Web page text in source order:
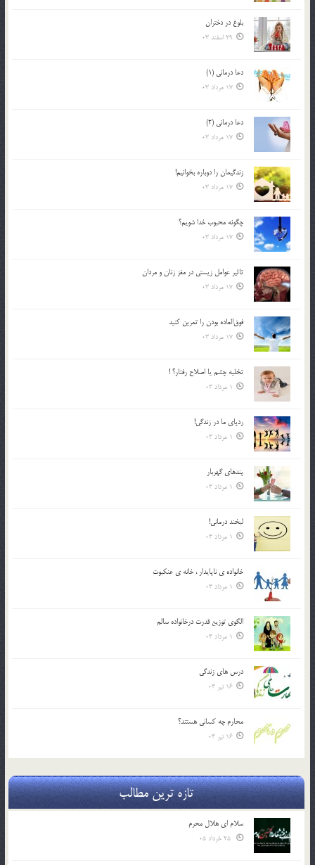
بلوغ در دختران
29 اسفند 03
دعا درمانی (1)
17 مرداد 03
دعا درمانی (2)
17 مرداد 03
زندگيمان را دوباره بخوانيم!
17 مرداد 03
چگونه محبوب خدا شويم؟
17 مرداد 03
تاثیر عوامل زيستي در مغز زنان و مردان
17 مرداد 03
فوق‌العاده بودن را تمرين كنيد
17 مرداد 03
تخليه چشم يا اصلاح رفتار؟ !
1 مرداد 03
ردپاى ما در زندگى!
1 مرداد 03
پندهاي گهربار
1 مرداد 03
لبخند درمانى!
1 مرداد 03
خانواده ي ناپايدار ، خانه ي عنکبوت
1 مرداد 03
الگوي توزيع قدرت درخانواده سالم
1 مرداد 03
درس هاي زندگي
16 تیر 03
محارم چه کساني هستند؟
16 تیر 03
تازه ترین مطالب
سلام ای هلال محرم